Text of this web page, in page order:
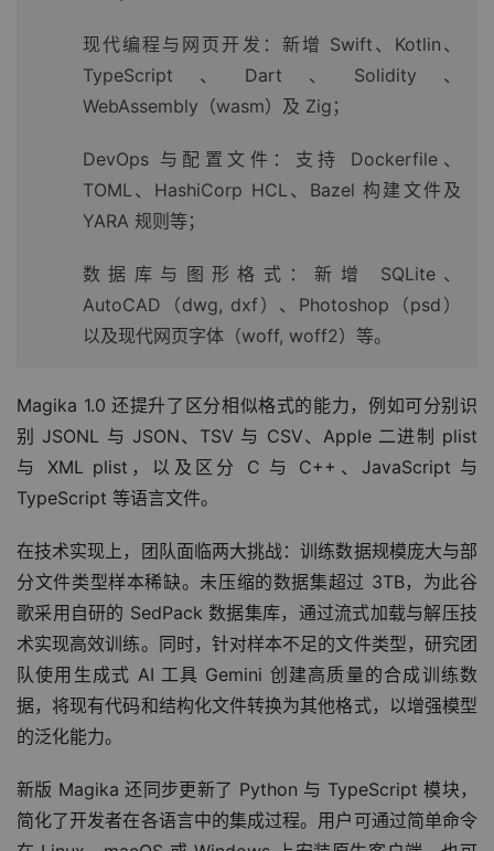
现代编程与网页开发：新增 Swift、Kotlin、
TypeScript、Dart、Solidity、
DevOps 与配置文件：支持 Dockerfile、
TOML、HashiCorp HCL、Bazel 构建文件及
数据库与图形格式：新增 SQLite、
AutoCAD（dwg, dxf）、Photoshop（psd）
Magika 1.0 还提升了区分相似格式的能力，例如可分别识
别 JSONL 与 JSON、TSV 与 CSV、Apple 二进制 plist
与 XML plist，以及区分 C 与 C++、JavaScript 与
在技术实现上，团队面临两大挑战：训练数据规模庞大与部
分文件类型样本稀缺。未压缩的数据集超过 3TB，为此谷
歌采用自研的 SedPack 数据集库，通过流式加载与解压技
术实现高效训练。同时，针对样本不足的文件类型，研究团
队使用生成式 AI 工具 Gemini 创建高质量的合成训练数
据，将现有代码和结构化文件转换为其他格式，以增强模型
新版 Magika 还同步更新了 Python 与 TypeScript 模块，